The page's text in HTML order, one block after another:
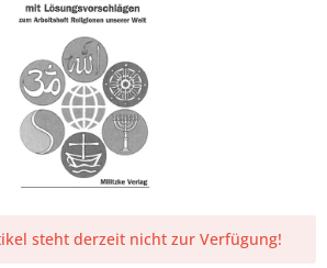
steht derzeit nicht zur Verfügung!